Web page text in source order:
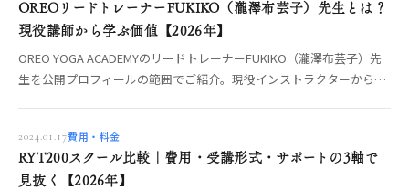
OREOリードトレーナーFUKIKO（瀧澤布芸子）先生とは？
現役講師から学ぶ価値【2026年】
OREO YOGA ACADEMYのリードトレーナーFUKIKO（瀧澤布芸子）先
生を公開プロフィールの範囲でご紹介。現役インストラクターから直
2024.01.17費用・料金
RYT200スクール比較｜費用・受講形式・サポートの3軸で
見抜く【2026年】